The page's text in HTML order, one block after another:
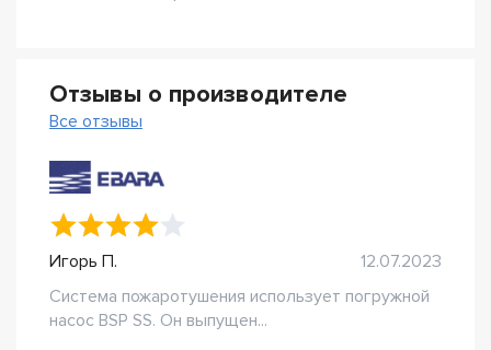
Отзывы о производителе
Все отзывы
Игорь П.
12.07.2023
Система пожаротушения использует погружной
насос BSP SS. Он выпущен...